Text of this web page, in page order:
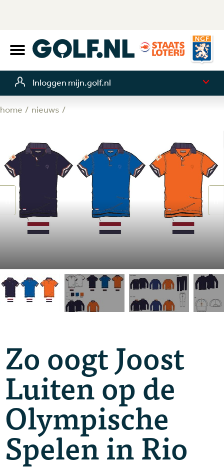
Inloggen mijn.golf.nl
home nieuws
Zo oogt Joost
Luiten op de
Olympische
Spelen in Rio